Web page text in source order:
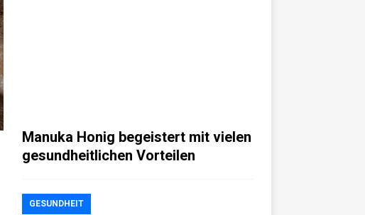
Manuka Honig begeistert mit vielen
gesundheitlichen Vorteilen
GESUNDHEIT